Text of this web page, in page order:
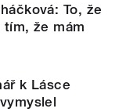
To, že
tím, že mám
k Lásce